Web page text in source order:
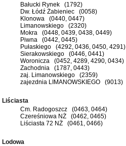
Bałucki Rynek (1792)
Dw. Łódź Żabieniec (0058)
Klonowa (0440, 0447)
Limanowskiego (2320)
Mokra (0448, 0439, 0438, 0449)
Piwna (0442, 0445)
Pułaskiego (4292, 0436, 0450, 4291)
Sierakowskiego (0446, 0441)
Woronicza (0452, 4289, 4290, 0434)
Zachodnia (1787, 0443)
zaj. Limanowskiego (2359)
zajezdnia LIMANOWSKIEGO (9013)
Liściasta
Cm. Radogoszcz (0463, 0464)
Czereśniowa NŻ (0462, 0465)
Liściasta 72 NŻ (0461, 0466)
Lodowa